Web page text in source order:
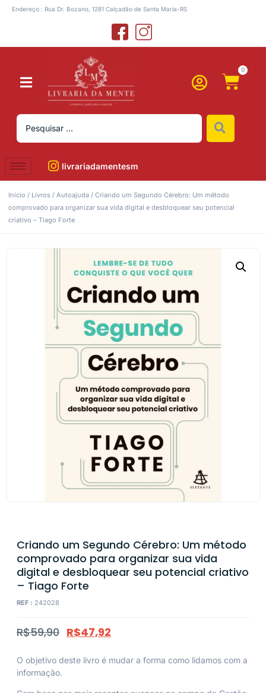
Endereço : Rua Dr. Bozano, 1281 Calçadão de Santa Maria-RS
0
livrariadamentesm
Início / Livros / Autoajuda / Criando um Segundo Cérebro: Um método
comprovado para organizar sua vida digital e desbloquear seu potencial
criativo – Tiago Forte
Criando um Segundo Cérebro: Um método
comprovado para organizar sua vida
digital e desbloquear seu potencial criativo
– Tiago Forte
REF : 242028
R$59,90 R$47,92
O objetivo deste livro é mudar a forma como lidamos com a
informação.